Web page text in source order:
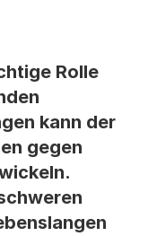
Rolle
kann der
gegen